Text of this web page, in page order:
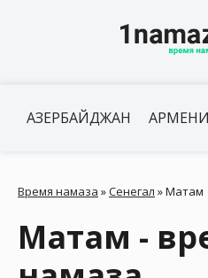
АЗЕРБАЙДЖАН
Время намаза »Сенегал »Матам
Матам -